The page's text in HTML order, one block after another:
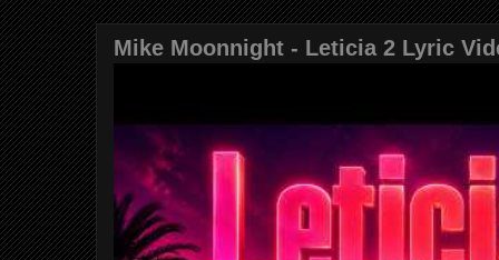
Mike Moonnight - Leticia 2 Lyric